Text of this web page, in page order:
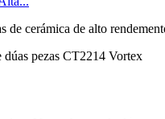
cerámica de alto